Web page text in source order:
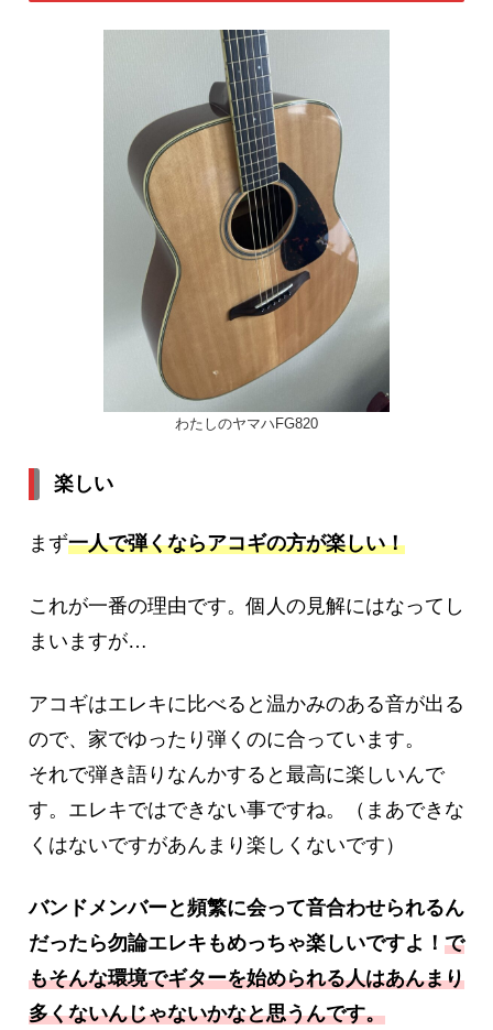
わたしのヤマハFG820
楽しい
まず一人で弾くならアコギの方が楽しい！
これが一番の理由です。個人の見解にはなってし
まいますが…
アコギはエレキに比べると温かみのある音が出る
ので、家でゆったり弾くのに合っています。
それで弾き語りなんかすると最高に楽しいんで
す。エレキではできない事ですね。（まあできな
くはないですがあんまり楽しくないです）
バンドメンバーと頻繁に会って音合わせられるん
だったら勿論エレキもめっちゃ楽しいですよ！ で
もそんな環境でギターを始められる人はあんまり
多くないんじゃないかなと思うんです。